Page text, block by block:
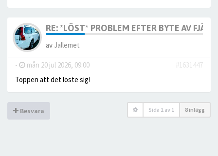
RE: *LÖST* PROBLEM EFTER BYTE AV
av Jallemet
- mån 20 jul 2026, 09:00
#1631447
Toppen att det löste sig!
Besvara Sida 1 av 1 8 inlägg